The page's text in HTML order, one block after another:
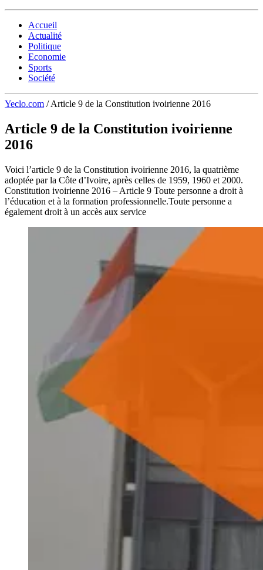
Accueil
Actualité
Politique
Economie
Sports
Société
Yeclo.com / Article 9 de la Constitution ivoirienne 2016
Article 9 de la Constitution ivoirienne
2016
Voici l’article 9 de la Constitution ivoirienne 2016, la quatrième
adoptée par la Côte d’Ivoire, après celles de 1959, 1960 et 2000.
Constitution ivoirienne 2016 – Article 9 Toute personne a droit à
l’éducation et à la formation professionnelle.Toute personne a
également droit à un accès aux service